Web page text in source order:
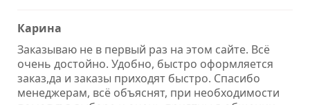
Карина
Заказываю не в первый раз на этом сайте. Всё
очень достойно. Удобно, быстро оформляется
заказ,да и заказы приходят быстро. Спасибо
менеджерам, всё объяснят, при необходимости